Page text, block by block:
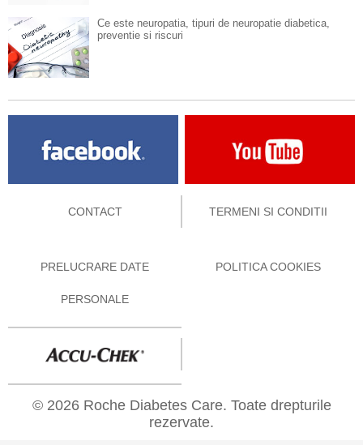
Ce este neuropatia, tipuri de neuropatie diabetica,
preventie si riscuri
CONTACT TERMENI SI CONDITII
PRELUCRARE DATE
PERSONALE
POLITICA COOKIES
© 2026 Roche Diabetes Care. Toate drepturile
rezervate.